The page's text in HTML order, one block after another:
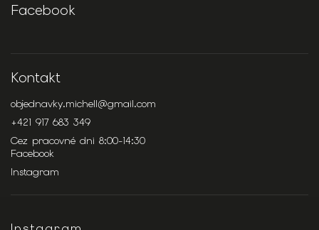
Facebook
Kontakt
objednavky.michell@gmail.com
+421 917 683 349
Cez pracovné dni 8:00-14:30
Facebook
Instagram